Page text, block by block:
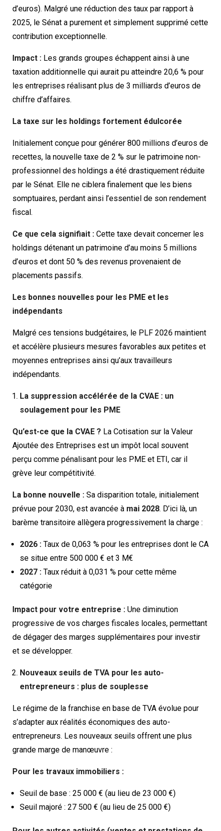
d’euros). Malgré une réduction des taux par rapport à
2025, le Sénat a purement et simplement supprimé cette
contribution exceptionnelle.
Impact : Les grands groupes échappent ainsi à une
taxation additionnelle qui aurait pu atteindre 20,6 % pour
les entreprises réalisant plus de 3 milliards d’euros de
chiffre d’affaires.
La taxe sur les holdings fortement édulcorée
Initialement conçue pour générer 800 millions d’euros de
recettes, la nouvelle taxe de 2 % sur le patrimoine non-
professionnel des holdings a été drastiquement réduite
par le Sénat. Elle ne ciblera finalement que les biens
somptuaires, perdant ainsi l’essentiel de son rendement
fiscal.
Ce que cela signifiait : Cette taxe devait concerner les
holdings détenant un patrimoine d’au moins 5 millions
d’euros et dont 50 % des revenus provenaient de
placements passifs.
Les bonnes nouvelles pour les PME et les
indépendants
Malgré ces tensions budgétaires, le PLF 2026 maintient
et accélère plusieurs mesures favorables aux petites et
moyennes entreprises ainsi qu’aux travailleurs
indépendants.
La suppression accélérée de la CVAE : un
soulagement pour les PME
Qu’est-ce que la CVAE ? La Cotisation sur la Valeur
Ajoutée des Entreprises est un impôt local souvent
perçu comme pénalisant pour les PME et ETI, car il
grève leur compétitivité.
La bonne nouvelle : Sa disparition totale, initialement
prévue pour 2030, est avancée à mai 2028. D’ici là, un
barème transitoire allègera progressivement la charge :
2026 : Taux de 0,063 % pour les entreprises dont le CA
se situe entre 500 000 € et 3 M€
2027 : Taux réduit à 0,031 % pour cette même
catégorie
Impact pour votre entreprise : Une diminution
progressive de vos charges fiscales locales, permettant
de dégager des marges supplémentaires pour investir
et se développer.
Nouveaux seuils de TVA pour les auto-
entrepreneurs : plus de souplesse
Le régime de la franchise en base de TVA évolue pour
s’adapter aux réalités économiques des auto-
entrepreneurs. Les nouveaux seuils offrent une plus
grande marge de manœuvre :
Pour les travaux immobiliers :
Seuil de base : 25 000 € (au lieu de 23 000 €)
Seuil majoré : 27 500 € (au lieu de 25 000 €)